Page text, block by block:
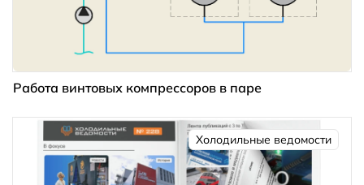
Работа винтовых компрессоров в паре
Холодильные ведомости